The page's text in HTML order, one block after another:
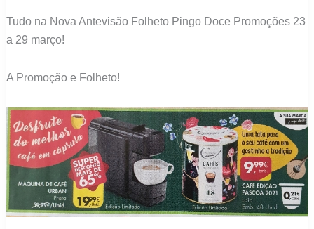
Tudo na Nova Antevisão Folheto Pingo Doce Promoções 23
a 29 março!
A Promoção e Folheto!